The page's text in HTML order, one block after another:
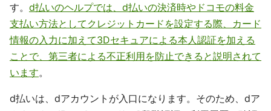
す。 d払いのヘルプでは、d払いの決済時やドコモの料金
支払い方法としてクレジットカードを設定する際、カード
情報の入力に加えて3Dセキュアによる本人認証を加える
ことで、第三者による不正利用を防止できると説明されて
います。
d払いは、dアカウントが入口になります。そのため、dア